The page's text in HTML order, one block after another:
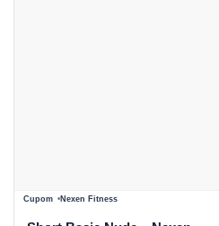
Cupom Nexen Fitness